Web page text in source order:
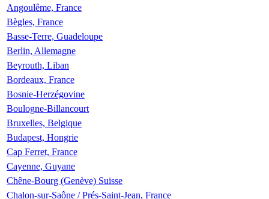
Angoulême, France
Bègles, France
Basse-Terre, Guadeloupe
Berlin, Allemagne
Beyrouth, Liban
Bordeaux, France
Bosnie-Herzégovine
Boulogne-Billancourt
Bruxelles, Belgique
Budapest, Hongrie
Cap Ferret, France
Cayenne, Guyane
Chêne-Bourg (Genève) Suisse
Chalon-sur-Saône / Prés-Saint-Jean, France